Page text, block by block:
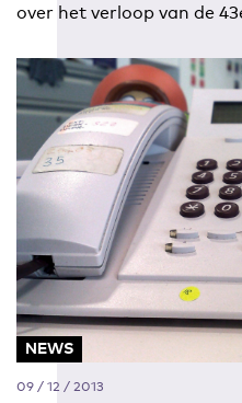
over het verloop van de
NEWS
09 / 12 / 2013